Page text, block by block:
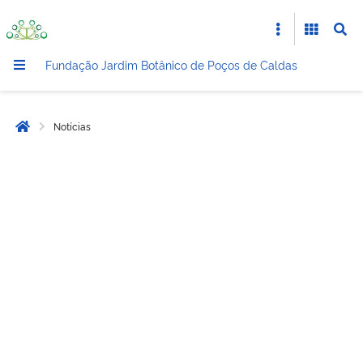
Fundação Jardim Botânico de Poços de Caldas
Página inicial
Notícias